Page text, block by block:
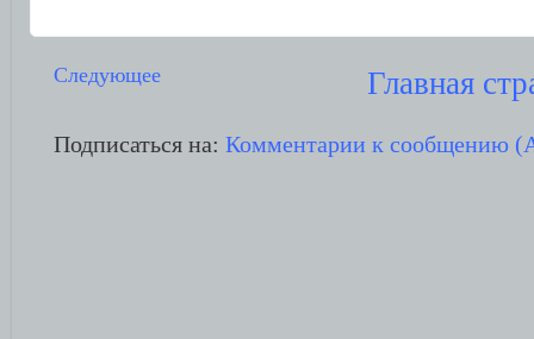
Следующее Главная
Подписаться на: Комментарии к сообщению